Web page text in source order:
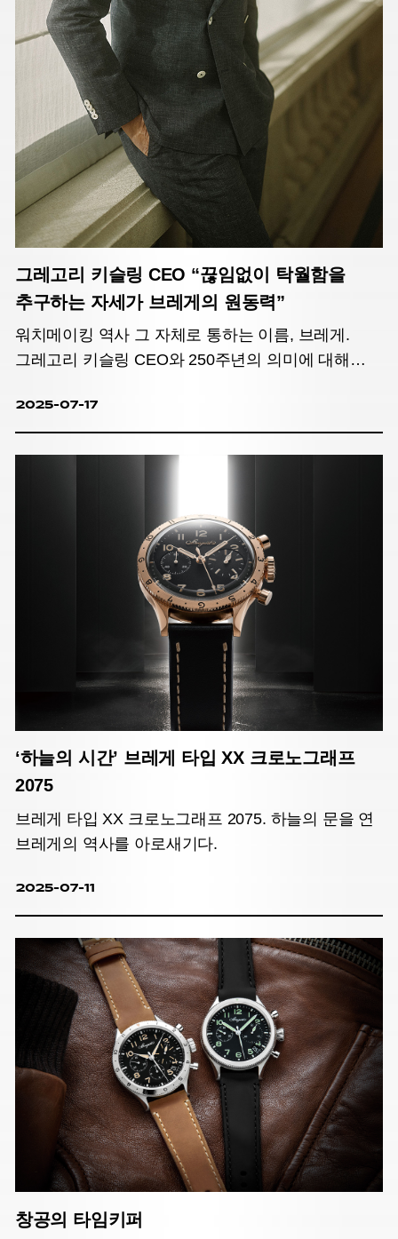
그레고리 키슬링 CEO “끊임없이 탁월함을
추구하는 자세가 브레게의 원동력”
워치메이킹 역사 그 자체로 통하는 이름, 브레게.
그레고리 키슬링 CEO와 250주년의 의미에 대해
250주년 기념 타임피스들.
2025-07-17
‘하늘의 시간’ 브레게 타입 XX 크로노그래프
2075
브레게 타입 XX 크로노그래프 2075. 하늘의 문을 연
브레게의 역사를 아로새기다.
2025-07-11
창공의 타임키퍼